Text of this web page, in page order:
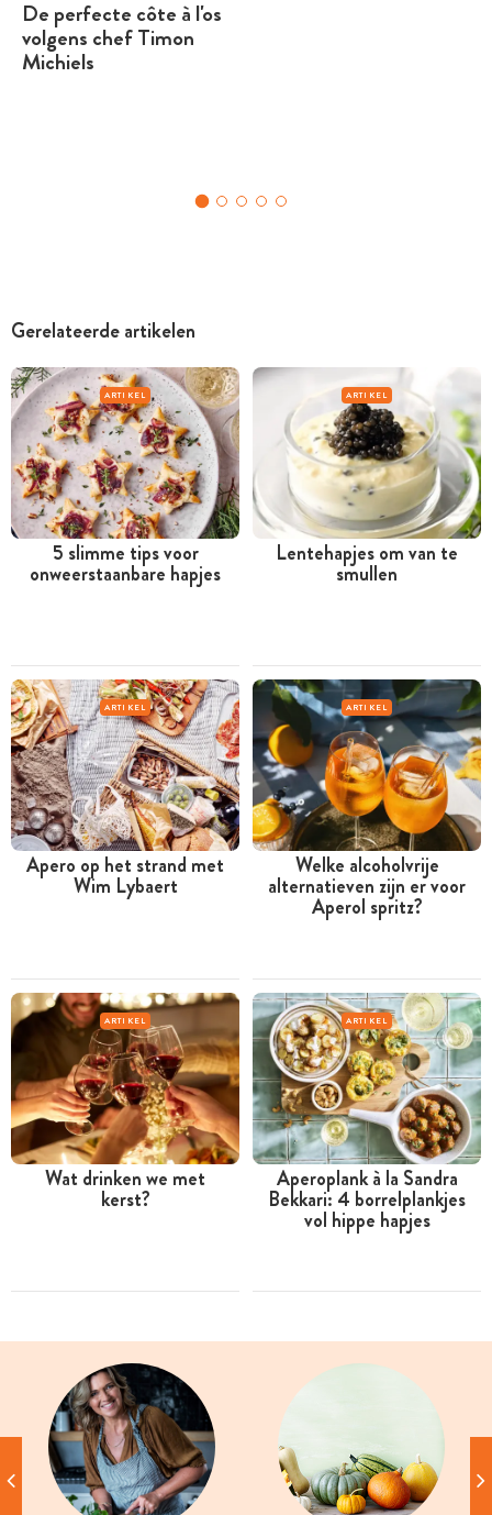
De perfecte côte à l'os
volgens chef Timon
Michiels
Gerelateerde artikelen
ARTIKEL
5 slimme tips voor
onweerstaanbare hapjes
ARTIKEL
Lentehapjes om van te
smullen
ARTIKEL
Apero op het strand met
Wim Lybaert
ARTIKEL
Welke alcoholvrije
alternatieven zijn er voor
Aperol spritz?
ARTIKEL
Wat drinken we met
kerst?
ARTIKEL
Aperoplank à la Sandra
Bekkari: 4 borrelplankjes
vol hippe hapjes